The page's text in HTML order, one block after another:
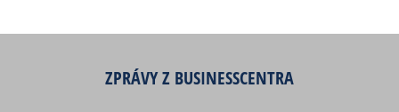
ZPRÁVY Z BUSINESSCENTRA